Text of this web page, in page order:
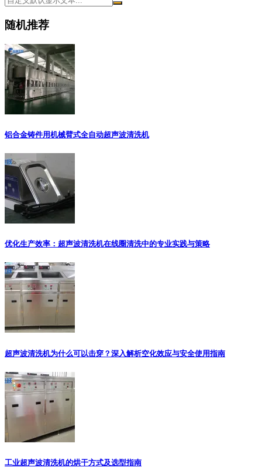
随机推荐
铝合金铸件用机械臂式全自动超声波清洗机
优化生产效率：超声波清洗机在线圈清洗中的专业实践与策略
超声波清洗机为什么可以击穿？深入解析空化效应与安全使用指南
工业超声波清洗机的烘干方式及选型指南